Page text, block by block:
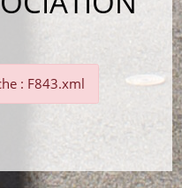
: F843.xml